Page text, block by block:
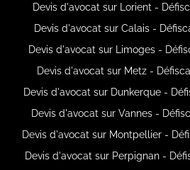
Devis d'avocat sur Lorient -
Devis d'avocat sur Calais -
Devis d'avocat sur Limoges -
Devis d'avocat sur Metz -
Devis d'avocat sur Dunkerque -
Devis d'avocat sur Vannes -
Devis d'avocat sur Montpellier -
Devis d'avocat sur Perpignan -